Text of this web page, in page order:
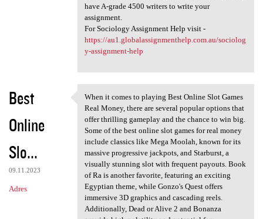
have A-grade 4500 writers to write your
assignment.
For Sociology Assignment Help visit -
https://au1.globalassignmenthelp.com.au/sociolog
y-assignment-help
Best
Online
Slo...
09.11.2023
Adres
When it comes to playing Best
When it comes to playing Best Online Slot Games
Real Money, there are several popular options that
offer thrilling gameplay and the chance to win big.
Some of the best online slot games for real money
include classics like Mega Moolah, known for its
massive progressive jackpots, and Starburst, a
visually stunning slot with frequent payouts. Book
of Ra is another favorite, featuring an exciting
Egyptian theme, while Gonzo's Quest offers
immersive 3D graphics and cascading reels.
Additionally, Dead or Alive 2 and Bonanza